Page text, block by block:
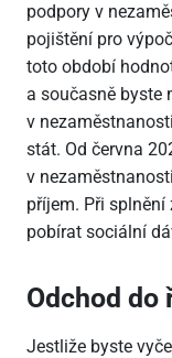
podpory v
pojištění pro
toto období
a současně byste
v
stát. Od června
v
příjem. Při
pobírat sociální
Odchod do
Jestliže byste